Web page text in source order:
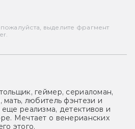
выделите фрагмент
геймер, сериаломан,
мать, любитель фэнтези и
еще реализма, детективов и
Мечтает о венерианских
этого.